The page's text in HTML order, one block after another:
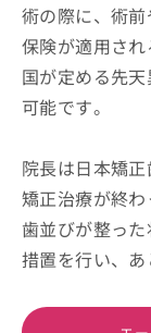
術の際に、術
保険が適用され
国が定める先
可能です。
院長は日本矯正
矯正治療が終わ
歯並びが整っ
措置を行い、あ